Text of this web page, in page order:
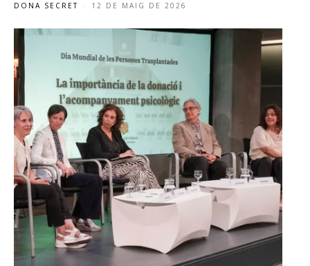
DONA SECRET - 12 DE MAIG DE 2026